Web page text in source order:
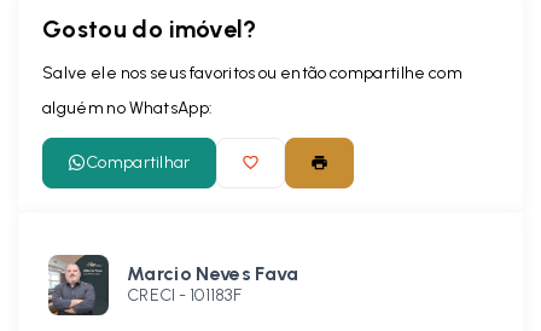
Gostou do imóvel?
Salve ele nos seus favoritos ou então compartilhe com
alguém no WhatsApp:
Compartilhar
Marcio Neves Fava
CRECI - 101183F